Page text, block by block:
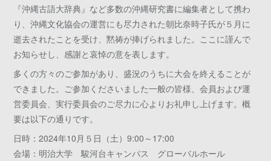
『沖縄古語大辞典』など多数の沖縄研究書に編集者として携わ
り、沖縄文化協会の運営にも尽力された朝比奈時子氏が５月に
逝去されたことを受け、黙祷が捧げられました。ここに謹んで
お知らせし、感謝と哀悼の意を表します。
多くの方々のご参加があり、盛況のうちに大会を終えることが
できました。ご参加くださいました一般の皆様、会員および運
営委員会、実行委員会のご尽力に心よりお礼申し上げます。概
要は以下の通りです。
日時：2024年10月５日（土）9:00～17:00
会場：明治大学 駿河台キャンパス グローバルホール